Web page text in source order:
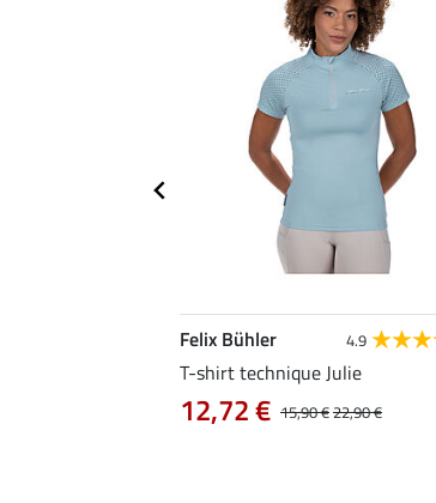
Felix Bühler 4.9
T-shirt technique Julie
15,90 €22,90 €
12,72 €